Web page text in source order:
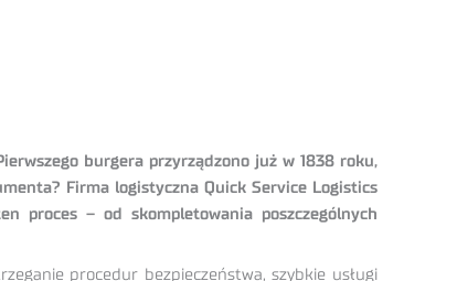
burgera przyrządzono już w 1838 roku,
Firma logistyczna Quick Service Logistics
proces – od skompletowania poszczególnych
procedur bezpieczeństwa, szybkie usługi